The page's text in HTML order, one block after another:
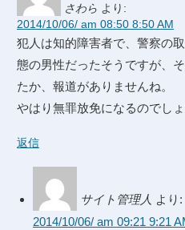
さわら より:
2014/10/06/ am 08:50 8:50 AM
犯人は知的障害者で、警察の
態の男性だったそうですが、
たか、報道がありませんね。
やはり無罪放免になるのでし
返信
サイト管理人 より:
2014/10/06/ am 09:21 9:21